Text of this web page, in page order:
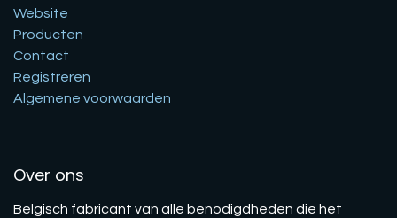
Website
Producten
Contact
Registreren
Algemene voorwaarden
Over ons
Belgisch fabricant van alle benodigdheden die het